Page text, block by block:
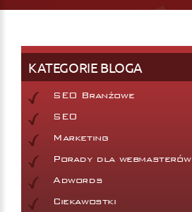
KATEGORIE BLOGA
SEO Branżowe
SEO
Marketing
Porady dla webmasterów
Adwords
Ciekawostki